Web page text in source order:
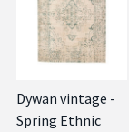
Dywan vintage -
Spring Ethnic